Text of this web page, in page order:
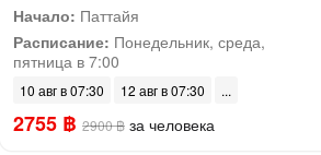
Начало: Паттайя
Расписание: Понедельник, среда,
пятница в 7:00
10 авг в 07:30 12 авг в 07:30
2755 ฿ 2900 ฿ за человека